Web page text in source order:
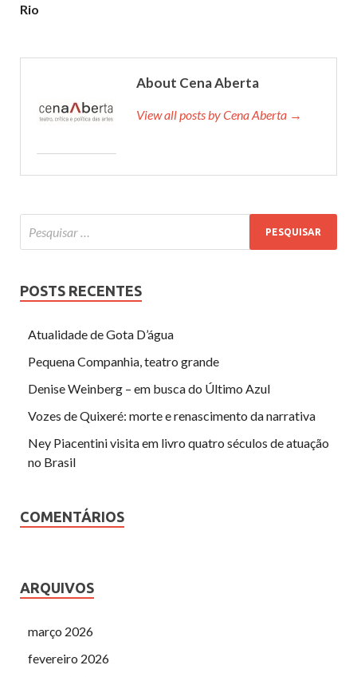
Rio
About Cena Aberta
View all posts by Cena Aberta →
POSTS RECENTES
Atualidade de Gota D’água
Pequena Companhia, teatro grande
Denise Weinberg – em busca do Último Azul
Vozes de Quixeré: morte e renascimento da narrativa
Ney Piacentini visita em livro quatro séculos de atuação
no Brasil
COMENTÁRIOS
ARQUIVOS
março 2026
fevereiro 2026